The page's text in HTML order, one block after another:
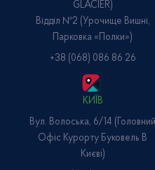
GLACIER)
Відділ №2 (Урочище Вишні,
Парковка «Полки»)
+38 (068) 086 86 26
КИЇВ
Вул. Волоська, 6/14 (головний
Офіс Курорту Буковель В
Києві)